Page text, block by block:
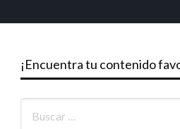
¡Encuentra tu contenido